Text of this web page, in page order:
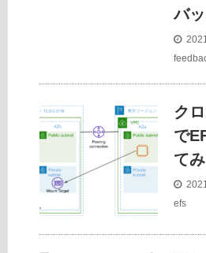
バ
ク
で
て
efs